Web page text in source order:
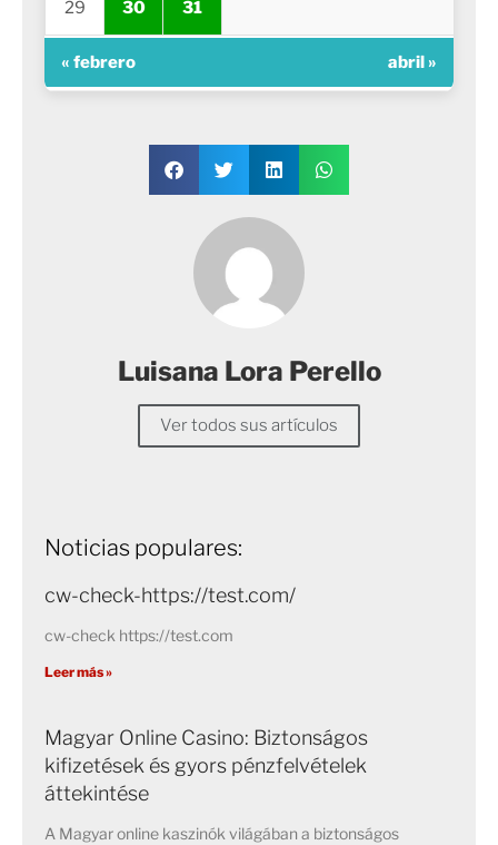
29 30 31
« febrero abril »
Luisana Lora Perello
Ver todos sus artículos
Noticias populares:
cw-check-https://test.com/
cw-check https://test.com
Leer más »
Magyar Online Casino: Biztonságos
kifizetések és gyors pénzfelvételek
áttekintése
A Magyar online kaszinók világában a biztonságos